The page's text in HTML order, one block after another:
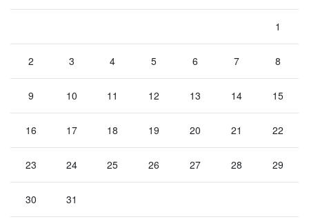
1
2 3 4 5 6 7 8
9 10 11 12 13 14 15
16 17 18 19 20 21 22
23 24 25 26 27 28 29
30 31